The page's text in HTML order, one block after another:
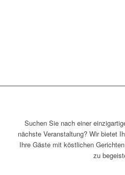
Suchen Sie nach einer
nächste Veranstaltung? Wir bietet
Ihre Gäste mit köstlichen
zu